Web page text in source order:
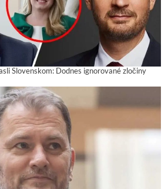
Slovenskom: Dodnes ignorované zločiny